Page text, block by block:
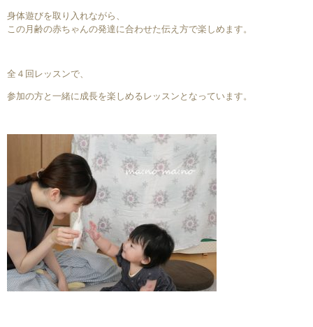
身体遊びを取り入れながら、
この月齢の赤ちゃんの発達に合わせた伝え方で楽しめます。
全４回レッスンで、
参加の方と一緒に成長を楽しめるレッスンとなっています。